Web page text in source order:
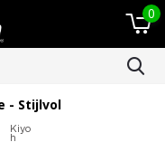
0
- Stijlvol